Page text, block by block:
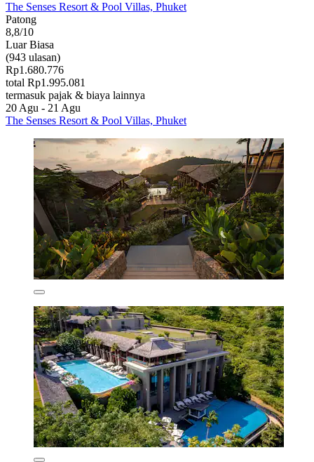
The Senses Resort & Pool Villas, Phuket
Patong
8,8/10
Luar Biasa
(943 ulasan)
Rp1.680.776
total Rp1.995.081
termasuk pajak & biaya lainnya
20 Agu - 21 Agu
The Senses Resort & Pool Villas, Phuket